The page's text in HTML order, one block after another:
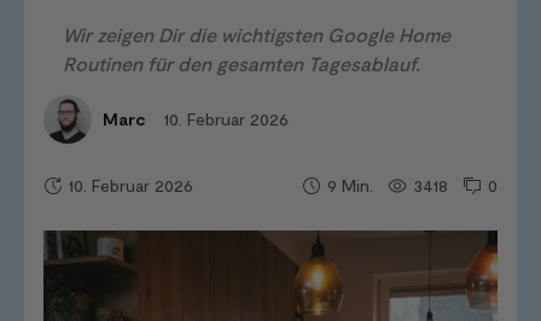
Wir zeigen Dir die wichtigsten Google Home
Routinen für den gesamten Tagesablauf.
Marc 10. Februar 2026
0
3418
9 Min.
10. Februar 2026